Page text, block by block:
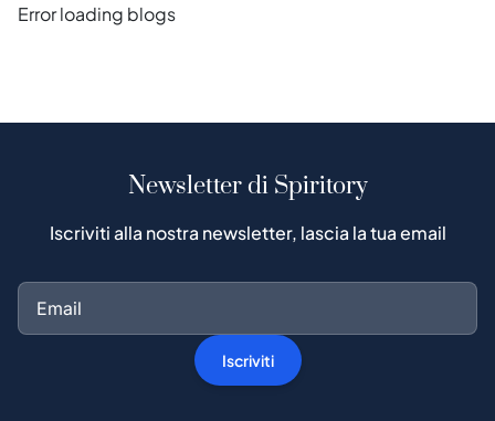
Error loading blogs
Newsletter di Spiritory
Iscriviti alla nostra newsletter, lascia la tua email
Iscriviti